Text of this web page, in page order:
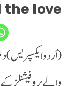
the love
(اُردو ایکسپریس)